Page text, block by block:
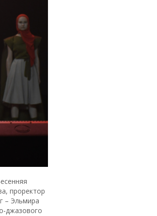
проректор
– Эльмира
джазового